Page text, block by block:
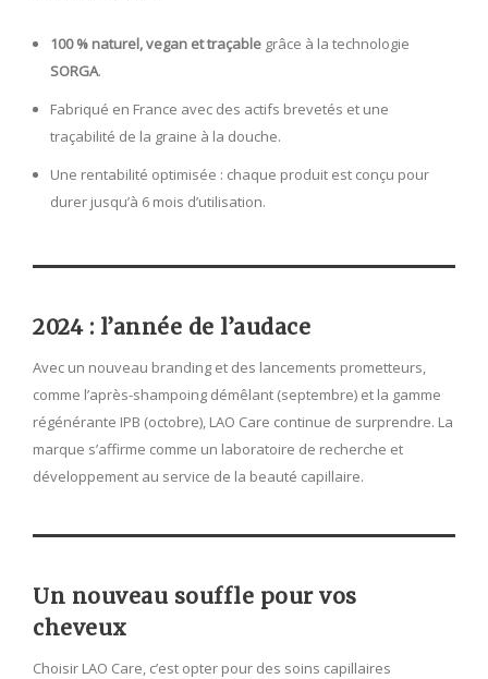
100 % naturel, vegan et traçable grâce à la technologie
SORGA.
Fabriqué en France avec des actifs brevetés et une
traçabilité de la graine à la douche.
Une rentabilité optimisée : chaque produit est conçu pour
durer jusqu’à 6 mois d’utilisation.
2024 : l’année de l’audace
Avec un nouveau branding et des lancements prometteurs,
comme l’après-shampoing démêlant (septembre) et la gamme
régénérante IPB (octobre), LAO Care continue de surprendre. La
marque s’affirme comme un laboratoire de recherche et
développement au service de la beauté capillaire.
Un nouveau souffle pour vos
cheveux
Choisir LAO Care, c’est opter pour des soins capillaires